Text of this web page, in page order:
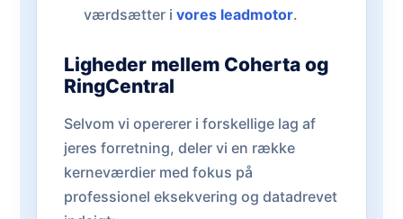
værdsætter i vores leadmotor.
Ligheder mellem Coherta og
RingCentral
Selvom vi opererer i forskellige lag af
jeres forretning, deler vi en række
kerneværdier med fokus på
professionel eksekvering og datadrevet